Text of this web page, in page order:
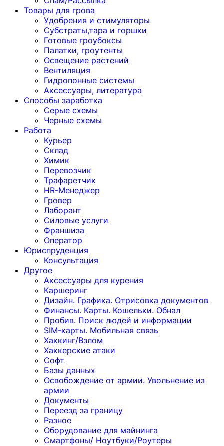
Товары для грова
Удобрения и стимуляторы
Субстраты,тара и горшки
Готовые гроубоксы
Палатки, гроутенты
Освещение растений
Вентиляция
Гидропонные системы
Аксессуары, литература
Способы заработка
Серые схемы
Черные схемы
Работа
Курьер
Склад
Химик
Перевозчик
Трафаретчик
HR-Менеджер
Гровер
Лаборант
Силовые услуги
Франшиза
Оператор
Юриспруденция
Консультация
Другoе
Аксессуары для курения
Каршеринг
Дизайн. Графика. Отрисовка документов
Финансы. Карты. Кошельки. Обнал
Пробив. Поиск людей и информации
SIM-карты. Мобильная связь
Хаккинг/Взлом
Хаккерские атаки
Софт
Базы данных
Освобождение от армии. Увольнение из
армии
Документы
Переезд за границу
Разное
Оборудование для майнинга
Смартфоны/ Ноутбуки/Роутеры